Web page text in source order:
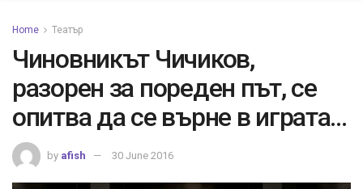
Home Театър
Чиновникът Чичиков,
разорен за пореден път, се
опитва да се върне в играта…
by afish 30 June 2016